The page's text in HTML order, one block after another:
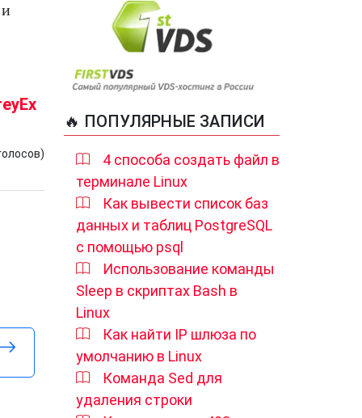
🔥 ПОПУЛЯРНЫЕ ЗАПИСИ
4 способа создать файл в
терминале Linux
Как вывести список баз
данных и таблиц PostgreSQL
с помощью psql
Использование команды
Sleep в скриптах Bash в
Linux
Как найти IP шлюза по
умолчанию в Linux
Команда Sed для
удаления строки